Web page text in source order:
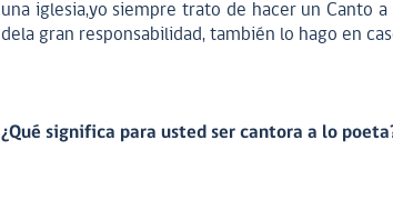
una iglesia,yo siempre trato de hacer un Canto
dela gran responsabilidad, también lo hago en
¿Qué significa para usted ser cantora a lo